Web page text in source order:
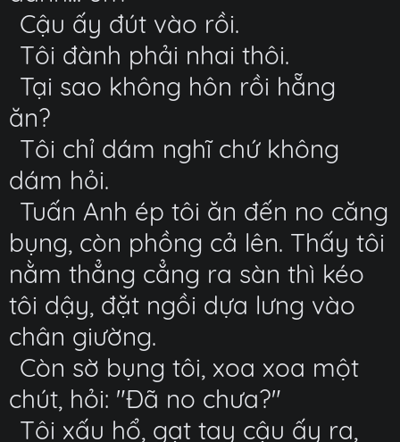
Cậu ấy đút vào rồi.
Tôi đành phải nhai thôi.
Tại sao không hôn rồi hẵng
ăn?
Tôi chỉ dám nghĩ chứ không
dám hỏi.
Tuấn Anh ép tôi ăn đến no căng
bụng, còn phồng cả lên. Thấy tôi
nằm thẳng cẳng ra sàn thì kéo
tôi dậy, đặt ngồi dựa lưng vào
chân giường.
Còn sờ bụng tôi, xoa xoa một
chút, hỏi: "Đã no chưa?"
Tôi xấu hổ, gạt tay cậu ấy ra,